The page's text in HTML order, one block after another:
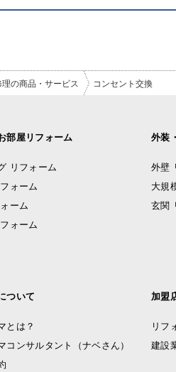
の商品・サービス コンセント交換
部屋リフォーム
リフォーム
ォーム
ーム
ォーム
外装
外壁
大規
玄関
ついて
とは？
コンサルタント（ナベさん）
加盟
リフ
建設